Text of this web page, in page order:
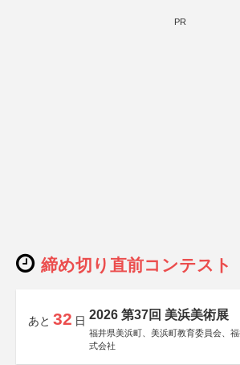
PR
締め切り直前コンテスト
あと 32 日 2026 第37回 美浜美術展
福井県美浜町、美浜町教育委員会、
式会社